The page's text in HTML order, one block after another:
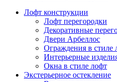
Лофт конструкции
Лофт перегородки
Декоративные
Двери Арбеллос
Ограждения в стиле
Интерьерные
Окна в стиле лофт
Экстерьерное остекление